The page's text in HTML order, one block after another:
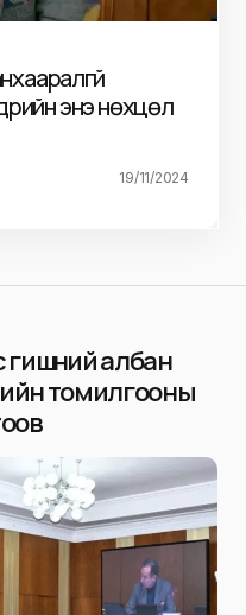
энэ нөхцөл
19/11/2024
албан
томилгооны